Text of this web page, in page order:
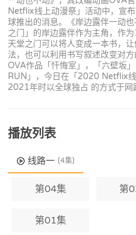
Netflix线上动漫祭」活动中，宣
球推出的消息。《岸边露伴一动
之门」的岸边露伴作为主角，作
天堂之门可以将人变成一本书，
法，也可以利用书写叙述改变对
OVA作品「忏悔室」，「六壁坂
RUN」，今日在「2020 Netflix
2021年时以全球独占 的方式于网
播放列表
线路一 (4集)
第04集 第
第01集